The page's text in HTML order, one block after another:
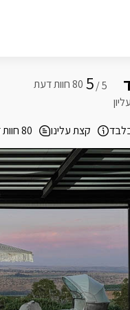
5 /
5
קצת עלינו 80 חוות דעת